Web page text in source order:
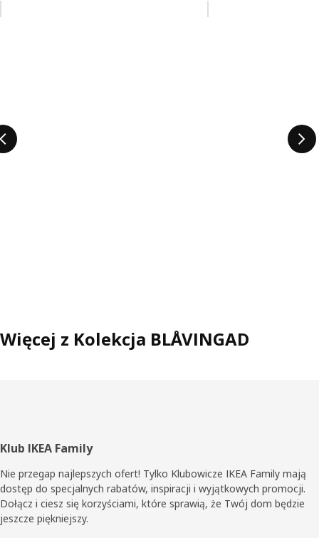
zupełnie jak ogromny płetwal błękitny, który odpływa, by
eksplorować morze.
Więcej z Kolekcja BLÅVINGAD
Stopka
Klub IKEA Family
Nie przegap najlepszych ofert! Tylko Klubowicze IKEA Family mają
dostęp do specjalnych rabatów, inspiracji i wyjątkowych promocji.
Dołącz i ciesz się korzyściami, które sprawią, że Twój dom będzie
jeszcze piękniejszy.